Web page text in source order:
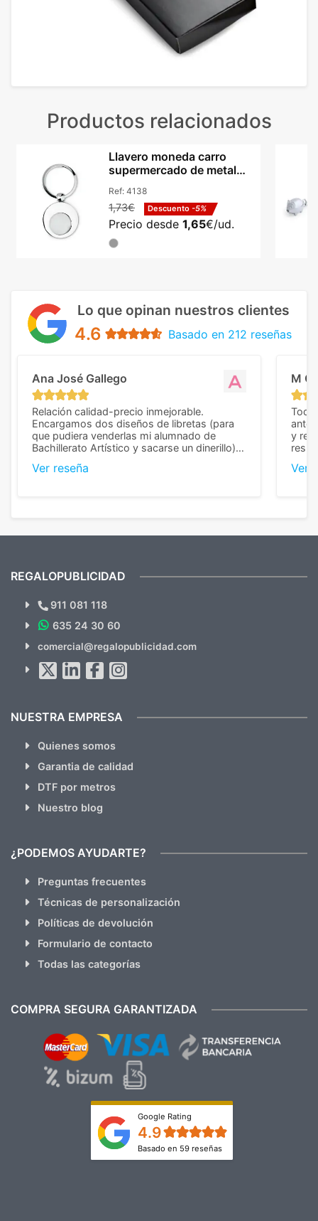
Productos relacionados
Llavero moneda carro
supermercado de metal
Ref: 4138
1,73€ Descuento -5%
Precio desde 1,65€/ud.
Lo que opinan nuestros clientes
4.6 Basado en 212 reseñas
Ana José Gallego
Relación calidad-precio inmejorable.
Encargamos dos diseños de libretas (para
que pudiera venderlas mi alumnado de
Bachillerato Artístico y sacarse un dinerillo) y
diferencia, con libretas de muy buena calidad
Ver reseña
M C
Todo
y
Ver
¿Quieres ver nuestras últimas
Novedades y Ofertas?
hacemos Spam)
REGALOPUBLICIDAD
911 081 118
635 24 30 60
comercial@regalopublicidad.com
NUESTRA EMPRESA
Quienes somos
Garantia de calidad
DTF por metros
Nuestro blog
¿PODEMOS AYUDARTE?
Preguntas frecuentes
Técnicas de personalización
Políticas de devolución
Formulario de contacto
Todas las categorías
COMPRA SEGURA GARANTIZADA
Google Rating
4.9
Basado en 59 reseñas